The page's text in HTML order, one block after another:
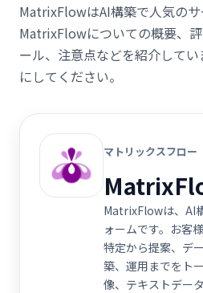
MatrixFlowはAI構築で人気の
MatrixFlowについての概要、
ール、注意点などを紹介して
にしてください。
マトリックスフロー
MatrixFlowは、AI
ォームです。お客
特定から提案、デ
築、運用までをト
像、テキストデー